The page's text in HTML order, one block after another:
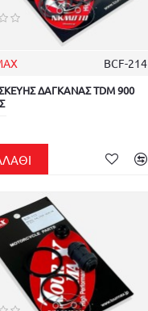
BCF-214
ΔΑΓΚΑΝΑΣ TDM 900